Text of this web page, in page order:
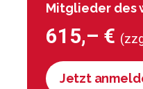
Mitglieder des
615,– €
Jetzt